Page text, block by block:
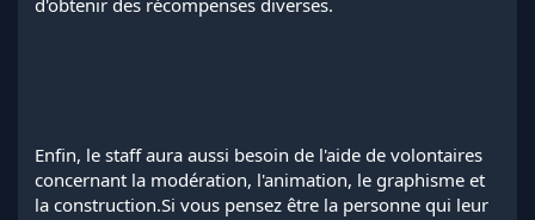
Enfin, le staff aura aussi besoin de l'aide de volontaires
concernant la modération, l'animation, le graphisme et
la construction.Si vous pensez être la personne qui leur